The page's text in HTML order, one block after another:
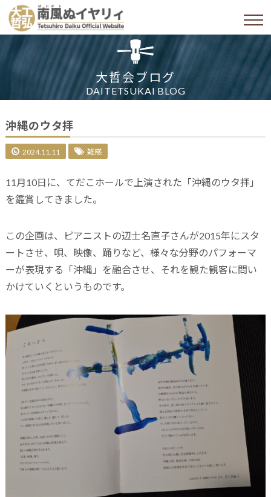
大哲会ブログ
DAITETSUKAI BLOG
沖縄のウタ拝
2024.11.11 雑感
11月10日に、てだこホールで上演された「沖縄のウタ拝」
を鑑賞してきました。
この企画は、ピアニストの辺士名直子さんが2015年にスタ
ートさせ、唄、映像、踊りなど、様々な分野のパフォーマ
ーが表現する「沖縄」を融合させ、それを観た観客に問い
かけていくというものです。